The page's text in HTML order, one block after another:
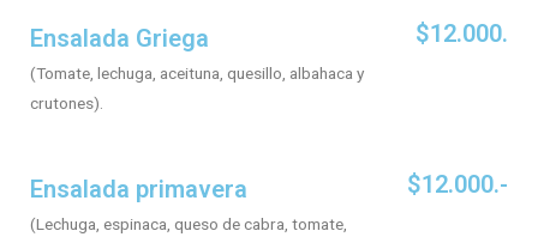
Ensalada Griega
(Tomate, lechuga, aceituna, quesillo, albahaca y
crutones).
$12.000.
Ensalada primavera
(Lechuga, espinaca, queso de cabra, tomate,
$12.000.-